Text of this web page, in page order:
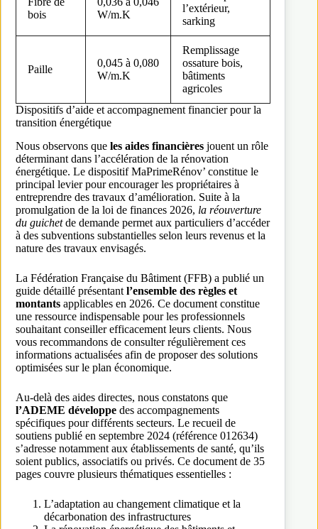
bois
W/m.K
l’extérieur,
sarking
Paille
0,045 à 0,080
W/m.K
Remplissage
ossature bois,
bâtiments
agricoles
Dispositifs d’aide et accompagnement financier pour la
transition énergétique
Nous observons que les aides financières jouent un rôle
déterminant dans l’accélération de la rénovation
énergétique. Le dispositif MaPrimeRénov’ constitue le
principal levier pour encourager les propriétaires à
entreprendre des travaux d’amélioration. Suite à la
promulgation de la loi de finances 2026, la réouverture
du guichetde demande permet aux particuliers d’accéder
à des subventions substantielles selon leurs revenus et la
nature des travaux envisagés.
La Fédération Française du Bâtiment (FFB) a publié un
guide détaillé présentant l’ensemble des règles et
montants applicables en 2026. Ce document constitue
une ressource indispensable pour les professionnels
souhaitant conseiller efficacement leurs clients. Nous
vous recommandons de consulter régulièrement ces
informations actualisées afin de proposer des solutions
optimisées sur le plan économique.
Au-delà des aides directes, nous constatons que
l’ADEME développe des accompagnements
spécifiques pour différents secteurs. Le recueil de
soutiens publié en septembre 2024 (référence 012634)
s’adresse notamment aux établissements de santé, qu’ils
soient publics, associatifs ou privés. Ce document de 35
pages couvre plusieurs thématiques essentielles :
L’adaptation au changement climatique et la
décarbonation des infrastructures